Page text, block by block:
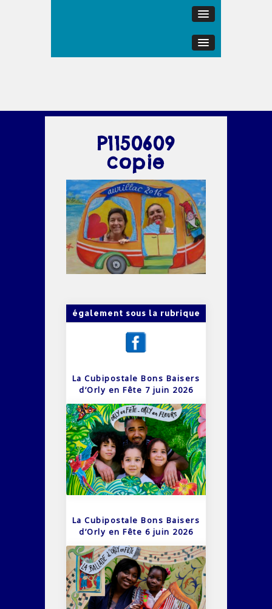
P1150609
copie
également sous la rubrique
La Cubipostale Bons Baisers
d’Orly en Fête 7 juin 2026
La Cubipostale Bons Baisers
d’Orly en Fête 6 juin 2026